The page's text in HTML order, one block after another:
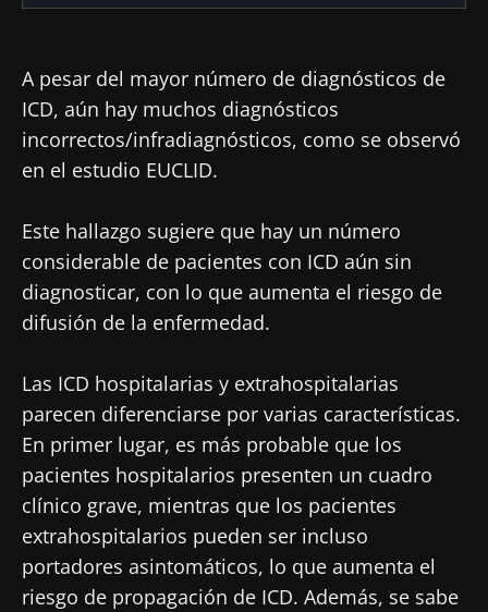
A pesar del mayor número de diagnósticos de
ICD, aún hay muchos diagnósticos
incorrectos/infradiagnósticos, como se observó
en el estudio EUCLID.
Este hallazgo sugiere que hay un número
considerable de pacientes con ICD aún sin
diagnosticar, con lo que aumenta el riesgo de
difusión de la enfermedad.
Las ICD hospitalarias y extrahospitalarias
parecen diferenciarse por varias características.
En primer lugar, es más probable que los
pacientes hospitalarios presenten un cuadro
clínico grave, mientras que los pacientes
extrahospitalarios pueden ser incluso
portadores asintomáticos, lo que aumenta el
riesgo de propagación de ICD. Además, se sabe